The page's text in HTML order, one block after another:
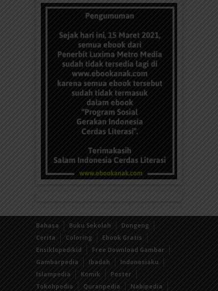
Bahasa Buku Sekolah
Dongeng
Cerita
Coloring
Ebook Gratis
Ensiklopedikid
Free Download Gambar
Gambarpedia
Ibadah
Indonesiaku
Islampedia
Komik
Poster
Tokohpedia
Quranpedia Nabipedia